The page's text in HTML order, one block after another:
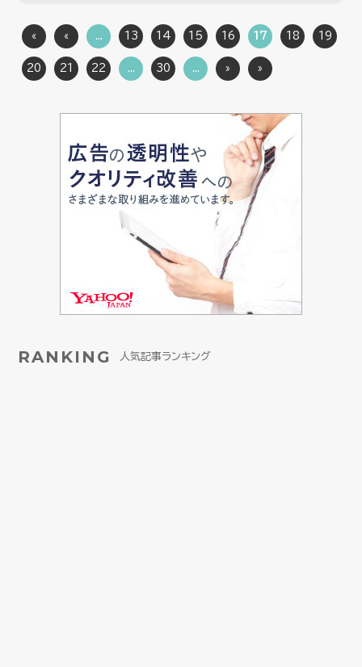
« « ... 13 14 15 16 17 18 19
20 21 22 ... 30 ... » »
RANKING 人気記事ランキング